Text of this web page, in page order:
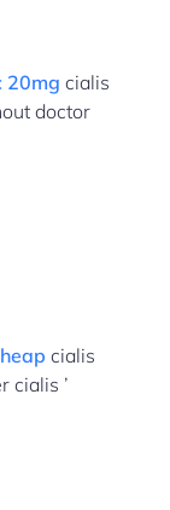
20mg cialis
doctor
cialis
cialis ’